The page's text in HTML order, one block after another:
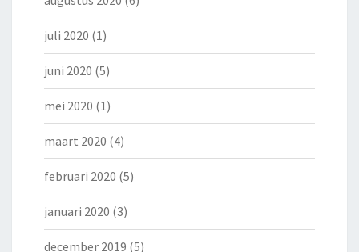
juli 2020 (1)
juni 2020 (5)
mei 2020 (1)
maart 2020 (4)
februari 2020 (5)
januari 2020 (3)
december 2019 (5)